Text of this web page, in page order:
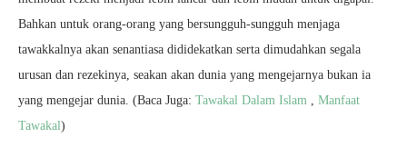
Bahkan untuk orang-orang yang bersungguh-sungguh menjaga
tawakkalnya akan senantiasa dididekatkan serta dimudahkan segala
urusan dan rezekinya, seakan akan dunia yang mengejarnya bukan ia
yang mengejar dunia. (Baca Juga: Tawakal Dalam Islam , Manfaat
Tawakal)